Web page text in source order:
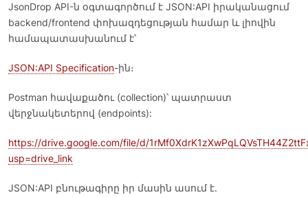
JsonDrop API-ն օգտագործում է JSON:API իրականացում
backend/frontend փոխազդեցության համար և լիովին
համապատասխանում է՝
JSON:API Specification-ին։
Postman հավաքածու (collection)՝ պատրաստ
վերջնակետերով (endpoints):
https://drive.google.com/file/d/
usp=drive_link
JSON:API բնութագիրը իր մասին ասում է.